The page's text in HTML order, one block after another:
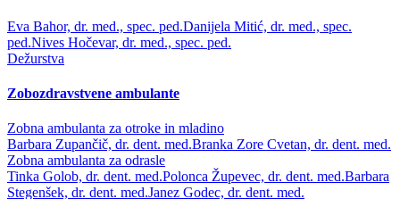
Eva Bahor, dr. med., spec. ped.Danijela Mitić, dr. med., spec.
ped.Nives Hočevar, dr. med., spec. ped.
Dežurstva
Zobozdravstvene ambulante
Zobna ambulanta za otroke in mladino
Barbara Zupančič, dr. dent. med.Branka Zore Cvetan, dr. dent. med.
Zobna ambulanta za odrasle
Tinka Golob, dr. dent. med.Polonca Župevec, dr. dent. med.Barbara
Stegenšek, dr. dent. med.Janez Godec, dr. dent. med.